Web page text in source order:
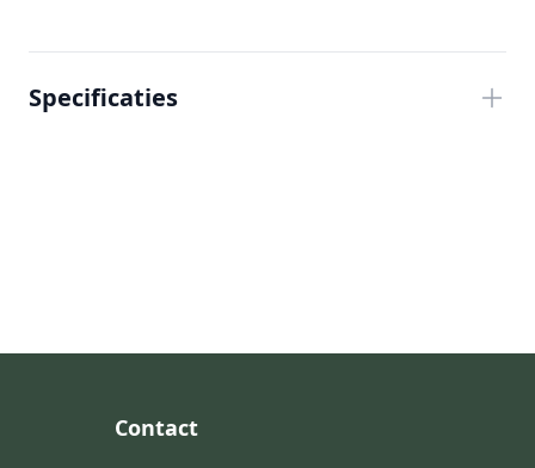
Specificaties
Contact